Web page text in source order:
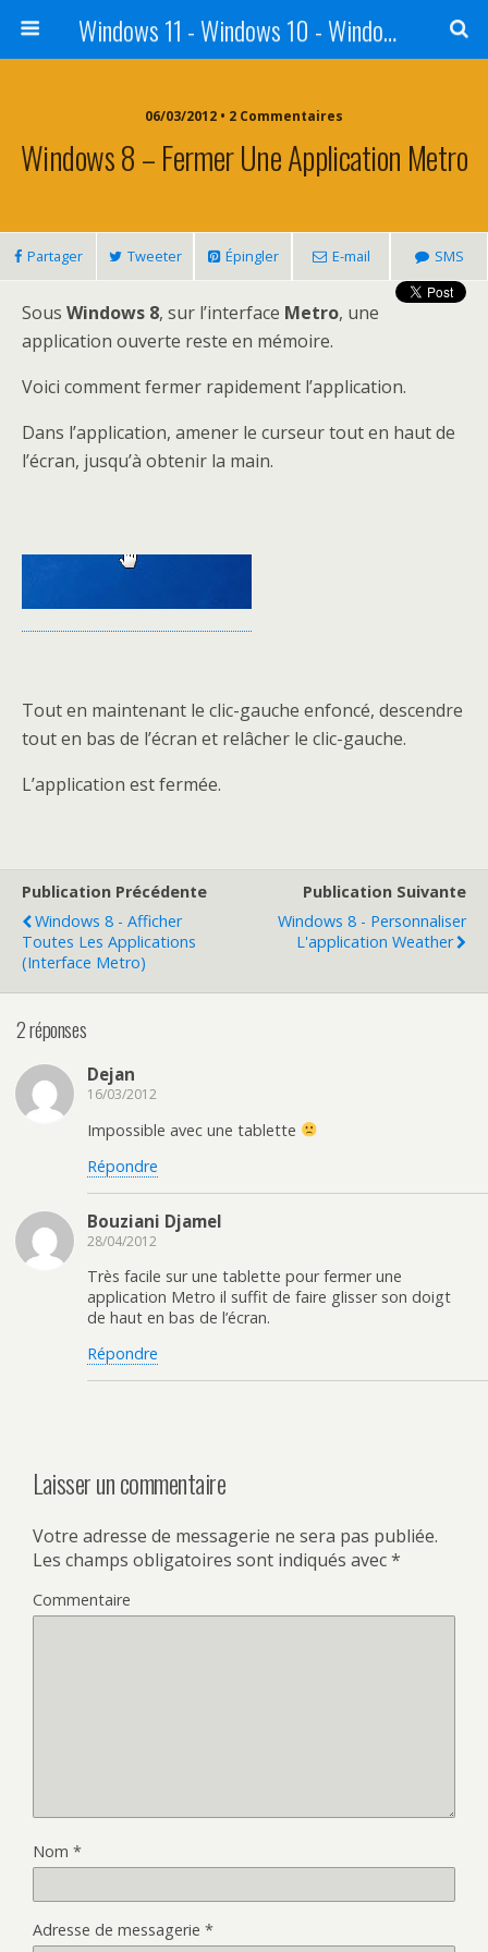
Windows 11 - Windows 10 - Windows 8 - Windows 7 - VISTA
06/03/2012 • 2 Commentaires
Windows 8 – Fermer Une Application Metro
Partager Tweeter Épingler E-mail SMS
Sous Windows 8, sur l’interface Metro, une
application ouverte reste en mémoire.
Voici comment fermer rapidement l’application.
Dans l’application, amener le curseur tout en haut de
l’écran, jusqu’à obtenir la main.
Tout en maintenant le clic-gauche enfoncé, descendre
tout en bas de l’écran et relâcher le clic-gauche.
L’application est fermée.
Publication Précédente
Windows 8 - Afficher
Toutes Les Applications
(Interface Metro)
Publication Suivante
Windows 8 - Personnaliser
L'application Weather
2 réponses
Dejan
16/03/2012
Impossible avec une tablette
Répondre
Bouziani Djamel
28/04/2012
Très facile sur une tablette pour fermer une
application Metro il suffit de faire glisser son doigt
de haut en bas de l’écran.
Répondre
Laisser un commentaire
Votre adresse de messagerie ne sera pas publiée.
Les champs obligatoires sont indiqués avec*
Commentaire
Nom *
Adresse de messagerie *